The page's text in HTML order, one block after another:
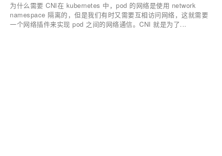
为什么需要 CNI在 kubernetes 中，pod 的网络是使用 network
namespace 隔离的，但是我们有时又需要互相访问网络，这就需要
一个网络插件来实现 pod 之间的网络通信。CNI 就是为了...